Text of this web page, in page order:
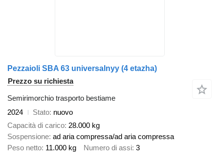
Pezzaioli SBA 63 universalnyy (4 etazha)
Prezzo su richiesta
Semirimorchio trasporto bestiame
2024
Stato nuovo
Capacità di carico 28.000 kg
Sospensione ad aria compressa/ad aria compressa
Peso netto 11.000 kg Numero di assi 3